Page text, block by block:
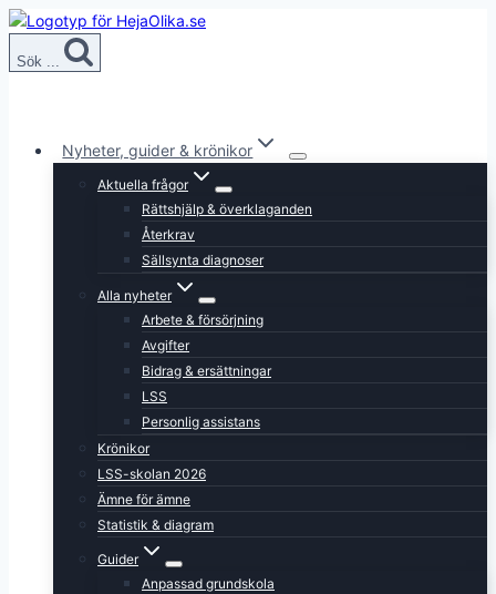
Skip
content
Sök ...
Nyheter, guider & krönikor
Aktuella frågor
Rättshjälp & överklaganden
Återkrav
Sällsynta diagnoser
Alla nyheter
Arbete & försörjning
Avgifter
Bidrag & ersättningar
LSS
Personlig assistans
Krönikor
LSS-skolan 2026
Ämne för ämne
Statistik & diagram
Guider
Anpassad grundskola